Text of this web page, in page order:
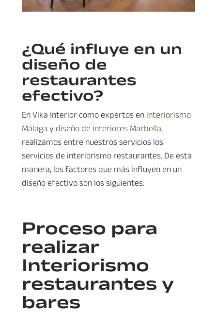
¿Qué influye en un
diseño de
restaurantes
efectivo?
En Vika Interior como expertos en interiorismo
Málaga y diseño de interiores Marbella,
realizamos entre nuestros servicios los
servicios de interiorismo restaurantes. De esta
manera, los factores que más influyen en un
diseño efectivo son los siguientes:
Proceso para
realizar
Interiorismo
restaurantes y
bares